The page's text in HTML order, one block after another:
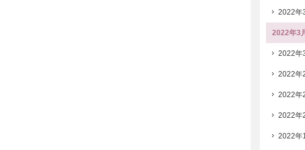
2022年
2022年3
2022年
2022年
2022年
2022年
2022年